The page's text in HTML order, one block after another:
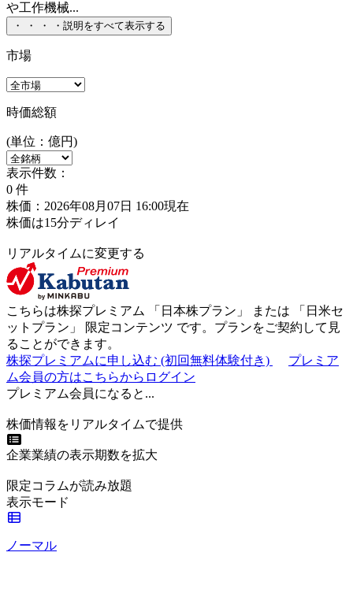
や工作機械...
・ ・ ・ ・ 説明をすべて表示する
市場
時価総額
(単位：億円)
表示件数：
0 件
株価：2026年08月07日 16:00現在
株価は15分ディレイ
リアルタイムに変更する
こちらは株探プレミアム 「 日本株プラン 」 または 「 日米セ
ットプラン 」 限定コンテンツ です。プランをご契約して見
ることができます。
株探プレミアムに申し込む (初回無料体験付き)
プレミア
ム会員の方はこちらからログイン
プレミアム会員になると...
株価情報をリアルタイムで提供
企業業績の表示期数を拡大
限定コラムが読み放題
表示モード
ノーマル